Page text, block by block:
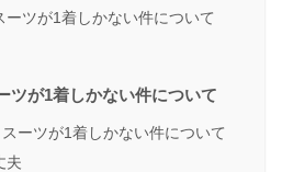
ーツが1着しかない件について
ツが1着しかない件について
ーツが1着しかない件について
夫